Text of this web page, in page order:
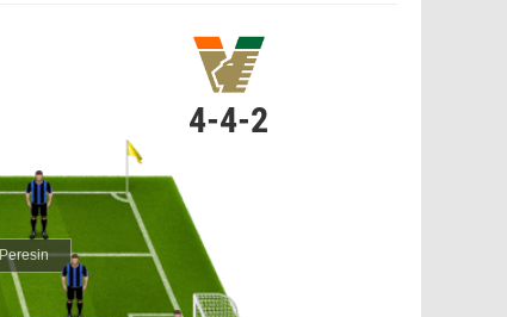
4-4-2
Peresin